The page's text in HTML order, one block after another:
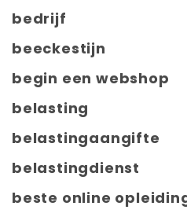
bedrijf
beeckestijn
begin een webshop
belasting
belastingaangifte
belastingdienst
beste online